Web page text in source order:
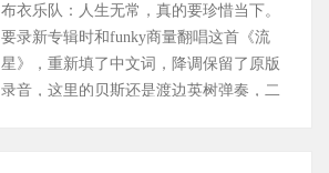
布衣乐队：人生无常，真的要珍惜当下。
要录新专辑时和funky商量翻唱这首《流
星》，重新填了中文词，降调保留了原版
录音，这里的贝斯还是渡边英树弹奏，二